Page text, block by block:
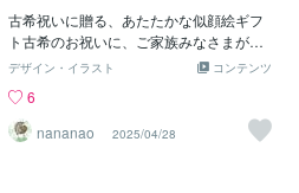
古希祝いに贈る、あたたかな似顔絵ギフ
ト古希のお祝いに、ご家族みなさまが集
まった記念の一枚をご依頼いただきまし
義妹さまが似顔絵をご利用くださったご
縁から、今回もお声がけいただき、とて
も嬉しい気持ちで制作を進めました。お
コンテンツ
デザイン・イラスト
6
nananao_
2025/04/28